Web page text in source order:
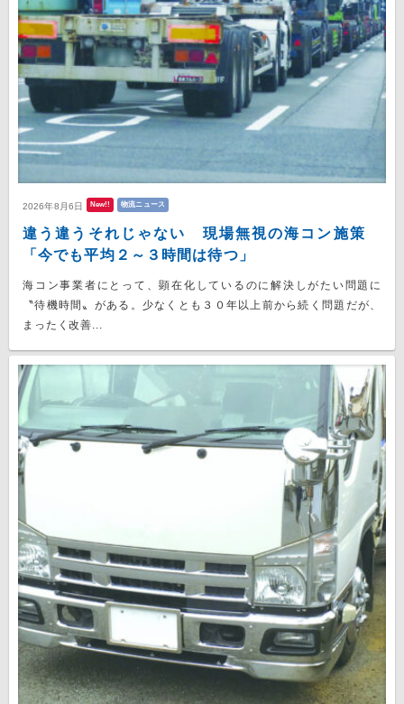
2026年8月6日 New!! 物流ニュース
違う違うそれじゃない 現場無視の海コン施策
「今でも平均２～３時間は待つ」
海コン事業者にとって、顕在化しているのに解決しがたい問題に
〝待機時間〟がある。少なくとも３０年以上前から続く問題だが、
まったく改善...